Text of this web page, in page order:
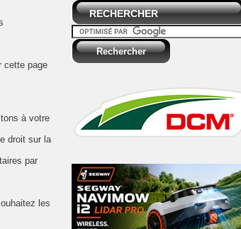
RECHERCHER
cette page
à votre
droit sur la
par
les